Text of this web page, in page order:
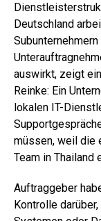
Deutschland
auswirkt, zeigt
Reinke: Ein
lokalen IT-
müssen, weil die
Team in Thailand
Auftraggeber
Kontrolle